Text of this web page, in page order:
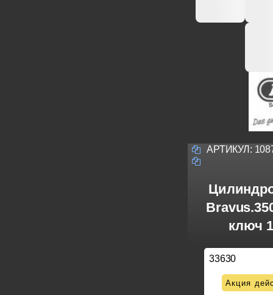
АРТИКУЛ:
ключ
33630
Акция